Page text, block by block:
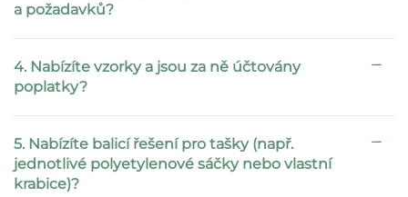
a požadavků?
4. Nabízíte vzorky a jsou za ně účtovány
poplatky?
5. Nabízíte balicí řešení pro tašky (např.
jednotlivé polyetylenové sáčky nebo vlastní
krabice)?